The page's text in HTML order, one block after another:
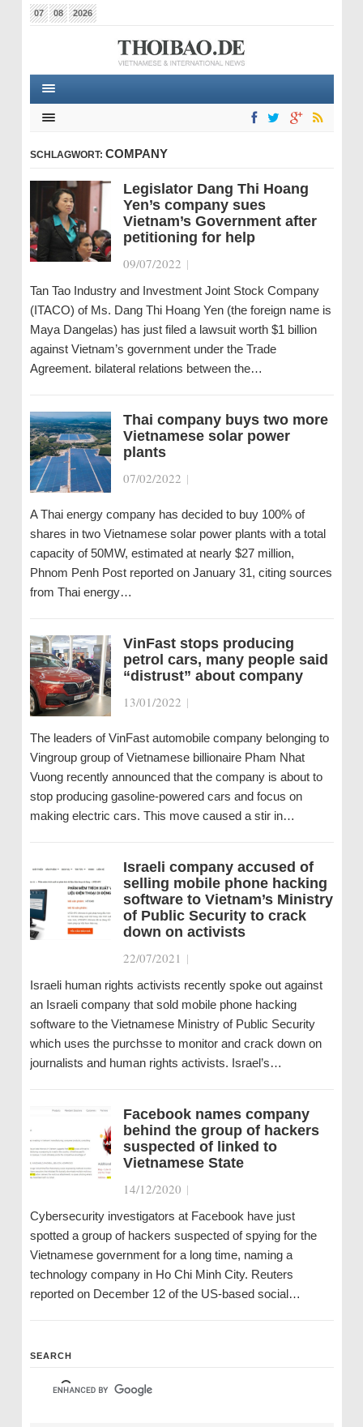
07 08 2026
SCHLAGWORT: COMPANY
Legislator Dang Thi Hoang
Yen’s company sues
Vietnam’s Government after
petitioning for help
09/07/2022 |
Tan Tao Industry and Investment Joint Stock Company
(ITACO) of Ms. Dang Thi Hoang Yen (the foreign name is
Maya Dangelas) has just filed a lawsuit worth $1 billion
against Vietnam’s government under the Trade
Agreement. bilateral relations between the…
Thai company buys two more
Vietnamese solar power
plants
07/02/2022 |
A Thai energy company has decided to buy 100% of
shares in two Vietnamese solar power plants with a total
capacity of 50MW, estimated at nearly $27 million,
Phnom Penh Post reported on January 31, citing sources
from Thai energy…
VinFast stops producing
petrol cars, many people said
“distrust” about company
13/01/2022 |
The leaders of VinFast automobile company belonging to
Vingroup group of Vietnamese billionaire Pham Nhat
Vuong recently announced that the company is about to
stop producing gasoline-powered cars and focus on
making electric cars. This move caused a stir in…
Israeli company accused of
selling mobile phone hacking
software to Vietnam’s Ministry
of Public Security to crack
down on activists
22/07/2021 |
Israeli human rights activists recently spoke out against
an Israeli company that sold mobile phone hacking
software to the Vietnamese Ministry of Public Security
which uses the purchsse to monitor and crack down on
journalists and human rights activists. Israel’s…
Facebook names company
behind the group of hackers
suspected of linked to
Vietnamese State
14/12/2020 |
Cybersecurity investigators at Facebook have just
spotted a group of hackers suspected of spying for the
Vietnamese government for a long time, naming a
technology company in Ho Chi Minh City. Reuters
reported on December 12 of the US-based social…
SEARCH